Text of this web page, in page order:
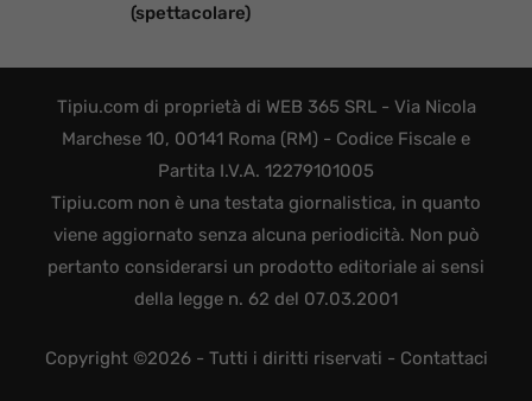
(spettacolare)
Tipiu.com di proprietà di WEB 365 SRL - Via Nicola
Marchese 10, 00141 Roma (RM) - Codice Fiscale e
Partita I.V.A. 12279101005
Tipiu.com non è una testata giornalistica, in quanto
viene aggiornato senza alcuna periodicità. Non può
pertanto considerarsi un prodotto editoriale ai sensi
della legge n. 62 del 07.03.2001
Copyright ©2026 - Tutti i diritti riservati - Contattaci